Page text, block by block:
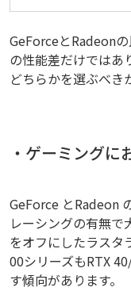
GeForceとRadeon
の性能差だけではあ
どちらかを選ぶべき
・ゲーミングに
GeForce とRadeon
レーシングの有無で
をオフにしたラスタ
00シリーズもRTX
す傾向があります。